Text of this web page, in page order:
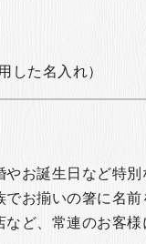
した名入れ）
やお誕生日など特
でお揃いの箸に名前
など、常連のお客様